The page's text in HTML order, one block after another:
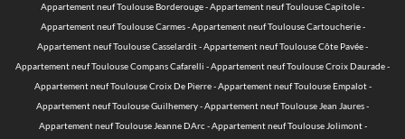
Appartement neuf Toulouse Borderouge-Appartement neuf Toulouse Capitole-
Appartement neuf Toulouse Carmes-Appartement neuf Toulouse Cartoucherie-
Appartement neuf Toulouse Casselardit-Appartement neuf Toulouse Côte Pavée-
Appartement neuf Toulouse Compans Cafarelli -Appartement neuf Toulouse Croix Daurade-
Appartement neuf Toulouse Croix De Pierre-Appartement neuf Toulouse Empalot-
Appartement neuf Toulouse Guilhemery-Appartement neuf Toulouse Jean Jaures-
Appartement neuf Toulouse Jeanne DArc-Appartement neuf Toulouse Jolimont-